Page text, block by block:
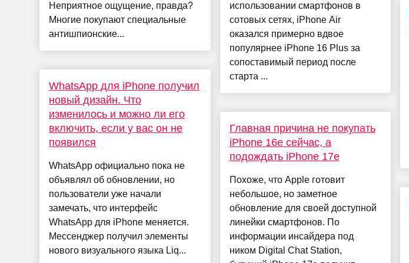
Неприятное ощущение, правда?
Многие покупают специальные
антишпионские...
WhatsApp для iPhone получил
новый дизайн. Что
изменилось и можно ли его
включить, если у вас он не
появился
WhatsApp официально пока не
объявлял об обновлении, но
пользователи уже начали
замечать, что интерфейс
WhatsApp для iPhone меняется.
Мессенджер получил элементы
нового визуального языка Liq...
использовании смартфонов в
сотовых сетях, iPhone Air
оказался примерно вдвое
популярнее iPhone 16 Plus за
сопоставимый период после
старта ...
Главная причина не покупать
iPhone 16e сейчас, а
подождать iPhone 17e
Похоже, что Apple готовит
небольшое, но заметное
обновление для своей доступной
линейки смартфонов. По
информации инсайдера под
ником Digital Chat Station,